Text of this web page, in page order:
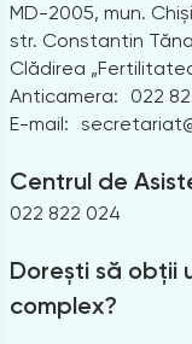
MD-2005, mun.
str. Constantin
Clădirea
Anticamera:
022
E-mail:
Centrul de
022 822 024
Dorești să obții
complex?